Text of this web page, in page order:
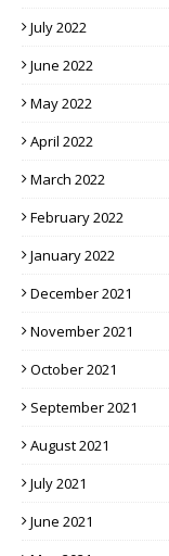
July 2022
June 2022
May 2022
April 2022
March 2022
February 2022
January 2022
December 2021
November 2021
October 2021
September 2021
August 2021
July 2021
June 2021